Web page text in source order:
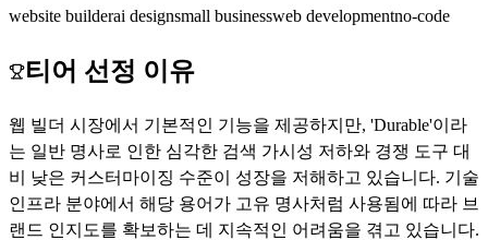
website builderai designsmall businessweb developmentno-code
티어 선정 이유
웹 빌더 시장에서 기본적인 기능을 제공하지만, 'Durable'이라
는 일반 명사로 인한 심각한 검색 가시성 저하와 경쟁 도구 대
비 낮은 커스터마이징 수준이 성장을 저해하고 있습니다. 기술
인프라 분야에서 해당 용어가 고유 명사처럼 사용됨에 따라 브
랜드 인지도를 확보하는 데 지속적인 어려움을 겪고 있습니다.